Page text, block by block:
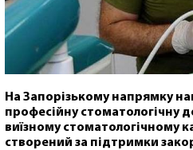
На Запорізькому напрямку
професійну стоматологічну
виїзному стоматологічному
створений за підтримки